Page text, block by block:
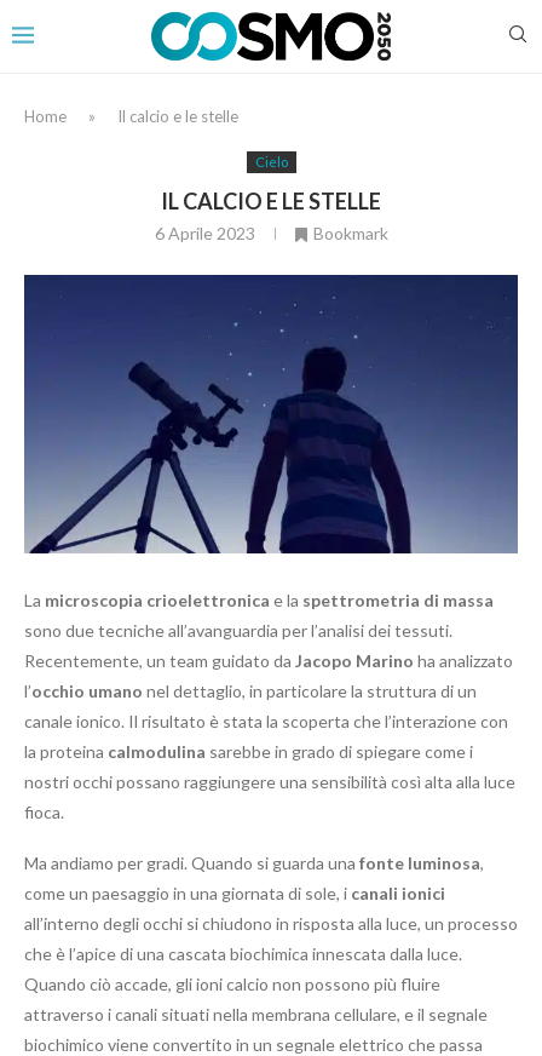
Home » Il calcio e le stelle
Cielo
IL CALCIO E LE STELLE
6 Aprile 2023 Bookmark
La microscopia crioelettronica e la spettrometria di massa
sono due tecniche all’avanguardia per l’analisi dei tessuti.
Recentemente, un team guidato da Jacopo Marino ha analizzato
l’occhio umano nel dettaglio, in particolare la struttura di un
canale ionico. Il risultato è stata la scoperta che l’interazione con
la proteina calmodulina sarebbe in grado di spiegare come i
nostri occhi possano raggiungere una sensibilità così alta alla luce
fioca.
Ma andiamo per gradi. Quando si guarda una fonte luminosa,
come un paesaggio in una giornata di sole, i canali ionici
all’interno degli occhi si chiudono in risposta alla luce, un processo
che è l’apice di una cascata biochimica innescata dalla luce.
Quando ciò accade, gli ioni calcio non possono più fluire
attraverso i canali situati nella membrana cellulare, e il segnale
biochimico viene convertito in un segnale elettrico che passa